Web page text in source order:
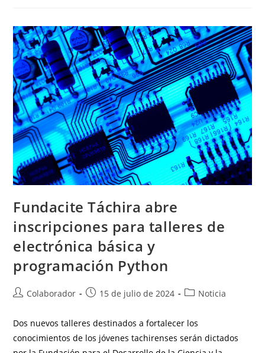
Fundacite Táchira abre
inscripciones para talleres de
electrónica básica y
programación Python
Colaborador 15 de julio de 2024 Noticia
Dos nuevos talleres destinados a fortalecer los
conocimientos de los jóvenes tachirenses serán dictados